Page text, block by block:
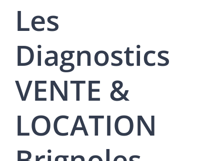
Les
Diagnostics
VENTE &
LOCATION